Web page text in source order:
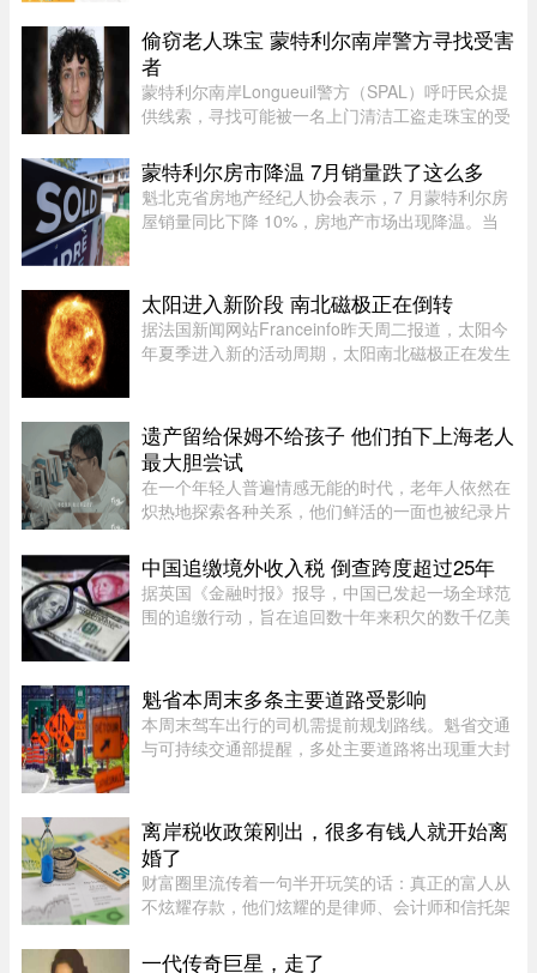
偷窃老人珠宝 蒙特利尔南岸警方寻找受害
者
蒙特利尔南岸Longueuil警方（SPAL）呼吁民众提
供线索，寻找可能被一名上门清洁工盗走珠宝的受
手。48岁的Longueuil居民Mélanie Tanguay上周
四出庭，被控涉及Saint-Brun ...
蒙特利尔房市降温 7月销量跌了这么多
魁北克省房地产经纪人协会表示，7 月蒙特利尔房
屋销量同比下降 10%，房地产市场出现降温。当
地区所有房屋类型以及各 ...
太阳进入新阶段 南北磁极正在倒转
据法国新闻网站Franceinfo昨天周二报道，太阳今
年夏季进入新的活动周期，太阳南北磁极正在发生
南磁极，南磁极则转变为北 ...
遗产留给保姆不给孩子 他们拍下上海老人
最大胆尝试
在一个年轻人普遍情感无能的时代，老年人依然在
炽热地探索各种关系，他们鲜活的一面也被纪录片
配和情感纠纷片段，《前浪》系列在做的其实是激
发大众重新审视每个人都将 ...
中国追缴境外收入税 倒查跨度超过25年
据英国《金融时报》报导，中国已发起一场全球范
围的追缴行动，旨在追回数十年来积欠的数千亿美
资本利得及投资的审查—— ...
魁省本周末多条主要道路受影响
本周末驾车出行的司机需提前规划路线。魁省交通
与可持续交通部提醒，多处主要道路将出现重大封
堵。20号高速（Boucherville ...
离岸税收政策刚出，很多有钱人就开始离
婚了
财富圈里流传着一句半开玩笑的话：真正的富人从
不炫耀存款，他们炫耀的是律师、会计师和信托架
处，轻易不拨。可最近这段日子，笔者听说一个奇
一代传奇巨星，走了